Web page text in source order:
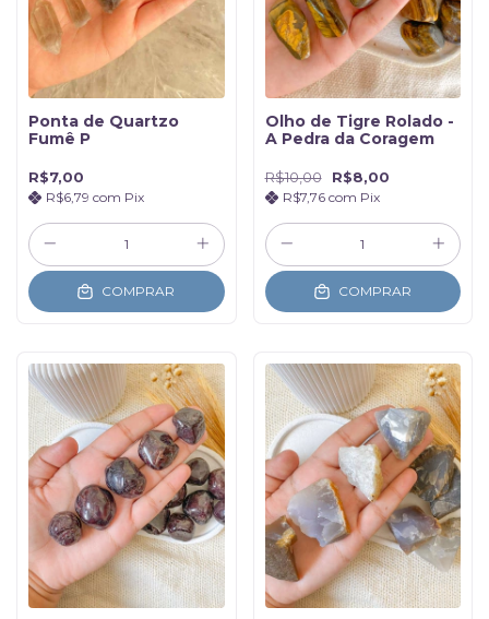
Ponta de Quartzo
Fumê P
R$7,00
R$6,79 com Pix
COMPRAR
Olho de Tigre Rolado -
A Pedra da Coragem
R$10,00 R$8,00
R$7,76 com Pix
COMPRAR